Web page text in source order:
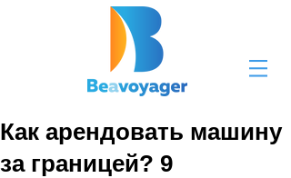
Как арендовать машину
за границей? 9